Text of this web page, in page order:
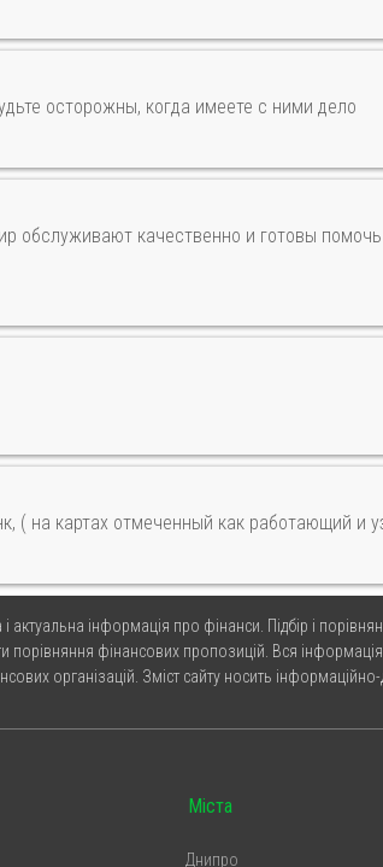
осторожны, когда имеете с ними дело
обслуживают качественно и готовы
( на картах отмеченный как работающий и
актуальна інформація про фінанси. Підбір і
порівняння фінансових пропозицій. Вся
організацій. Зміст сайту носить
Міста
Днипро